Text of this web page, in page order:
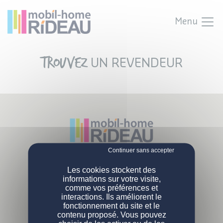
Menu
NOS MOBIL-HOMES
Nos modèles
Nos gammes
PERSONNALISATION
Configurations de série
DEVENIR PROPRIÉTAIRE
TrouvezUN REVENDEUR
85190 Venansault
Tél :02 51 07 38 02
L'ENTREPRISE
Qui sommes-nous ?
Les cookies stockent des
informations sur votre visite,
comme vos préférences et
interactions. Ils améliorent le
fonctionnement du site et le
contenu proposé. Vous pouvez